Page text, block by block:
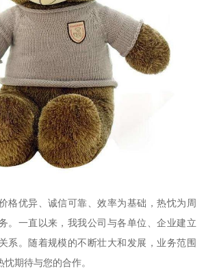
格优异、诚信可靠、效率为基础，热忱为周
。一直以来，我我公司与各单位、企业建立
系。随着规模的不断壮大和发展，业务范围
期待与您的合作。